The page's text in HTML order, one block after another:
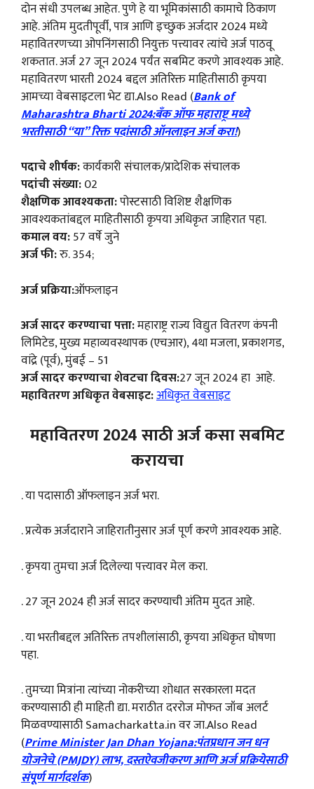
दोन संधी उपलब्ध आहेत. पुणे हे या भूमिकांसाठी कामाचे ठिकाण
आहे. अंतिम मुदतीपूर्वी, पात्र आणि इच्छुक अर्जदार 2024 मध्ये
महावितरणच्या ओपनिंगसाठी नियुक्त पत्त्यावर त्यांचे अर्ज पाठवू
शकतात. अर्ज 27 जून 2024 पर्यंत सबमिट करणे आवश्यक आहे.
महावितरण भारती 2024 बद्दल अतिरिक्त माहितीसाठी कृपया
आमच्या वेबसाइटला भेट द्या.Also Read (Bank of
Maharashtra Bharti 2024:बँक ऑफ महाराष्ट्र मध्ये
भरतीसाठी “या” रिक्त पदांसाठी ऑनलाइन अर्ज करा!)
पदाचे शीर्षक:कार्यकारी संचालक/प्रादेशिक संचालक
पदांची संख्या:02
शैक्षणिक आवश्यकता:पोस्टसाठी विशिष्ट शैक्षणिक
आवश्यकतांबद्दल माहितीसाठी कृपया अधिकृत जाहिरात पहा.
कमाल वय:57 वर्षे जुने
अर्ज फी:रु. 354;
अर्ज प्रक्रिया:ऑफलाइन
अर्ज सादर करण्याचा पत्ता:महाराष्ट्र राज्य विद्युत वितरण कंपनी
लिमिटेड, मुख्य महाव्यवस्थापक (एचआर), 4था मजला, प्रकाशगड,
वांद्रे (पूर्व), मुंबई – 51
अर्ज सादर करण्याचा शेवटचा दिवस:27 जून 2024 हा आहे.
महावितरण अधिकृत वेबसाइट:अधिकृत वेबसाइट
महावितरण 2024 साठी अर्ज कसा सबमिट
करायचा
. या पदासाठी ऑफलाइन अर्ज भरा.
. प्रत्येक अर्जदाराने जाहिरातीनुसार अर्ज पूर्ण करणे आवश्यक आहे.
. कृपया तुमचा अर्ज दिलेल्या पत्त्यावर मेल करा.
. 27 जून 2024 ही अर्ज सादर करण्याची अंतिम मुदत आहे.
. या भरतीबद्दल अतिरिक्त तपशीलांसाठी, कृपया अधिकृत घोषणा
पहा.
. तुमच्या मित्रांना त्यांच्या नोकरीच्या शोधात सरकारला मदत
करण्यासाठी ही माहिती द्या. मराठीत दररोज मोफत जॉब अलर्ट
मिळवण्यासाठी Samacharkatta.in वर जा.Also Read
(Prime Minister Jan Dhan Yojana:पंतप्रधान जन धन
योजनेचे (PMJDY) लाभ, दस्तऐवजीकरण आणि अर्ज प्रक्रियेसाठी
संपूर्ण मार्गदर्शक)